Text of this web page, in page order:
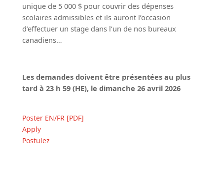
unique de 5 000 $ pour couvrir des dépenses
scolaires admissibles et ils auront l’occasion
d’effectuer un stage dans l’un de nos bureaux
canadiens…
Les demandes doivent être présentées au plus
tard à 23 h 59 (HE), le dimanche 26 avril 2026
Poster EN/FR [PDF]
Apply
Postulez